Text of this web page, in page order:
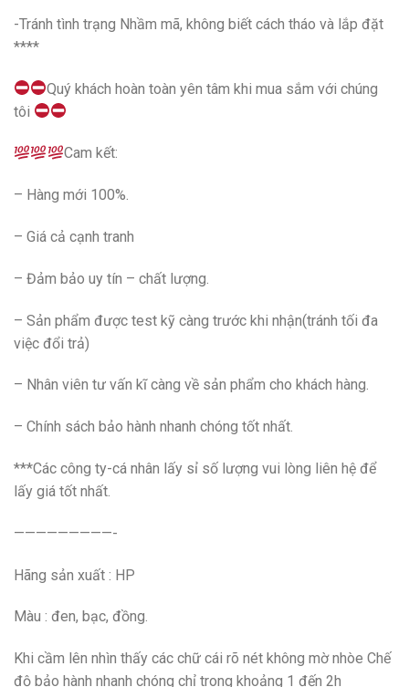
-Tránh tình trạng Nhầm mã, không biết cách tháo và lắp đặt
****
Quý khách hoàn toàn yên tâm khi mua sắm với chúng
tôi
Cam kết:
– Hàng mới 100%.
– Giá cả cạnh tranh
– Đảm bảo uy tín – chất lượng.
– Sản phẩm được test kỹ càng trước khi nhận(tránh tối đa
việc đổi trả)
– Nhân viên tư vấn kĩ càng về sản phẩm cho khách hàng.
– Chính sách bảo hành nhanh chóng tốt nhất.
***Các công ty-cá nhân lấy sỉ số lượng vui lòng liên hệ để
lấy giá tốt nhất.
—————————-
Hãng sản xuất : HP
Màu : đen, bạc, đồng.
Khi cầm lên nhìn thấy các chữ cái rõ nét không mờ nhòe Chế
độ bảo hành nhanh chóng chỉ trong khoảng 1 đến 2h